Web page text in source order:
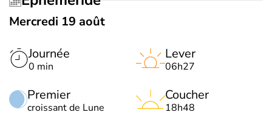
Mercredi 19 août
Journée
0 min
Premier
croissant de Lune
Lever
06h27
Coucher
18h48